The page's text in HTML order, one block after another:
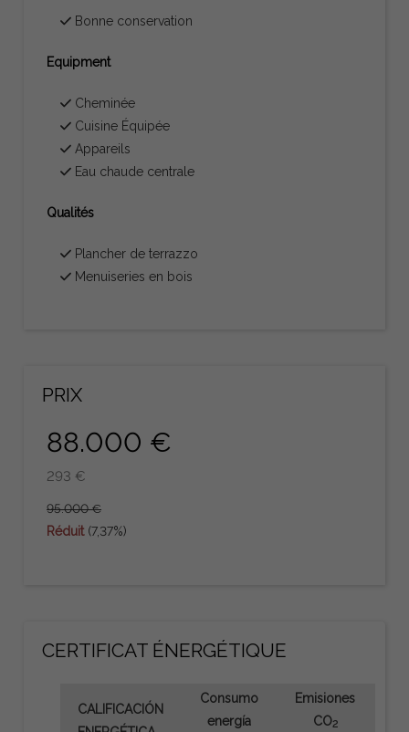
Bonne conservation
Equipment
Cheminée
Cuisine Équipée
Appareils
Eau chaude centrale
Qualités
Plancher de terrazzo
Menuiseries en bois
PRIX
88.000 €
293 €
95.000 €
Réduit (7,37%)
CERTIFICAT ÉNERGÉTIQUE
CALIFICACIÓN
Consumo
energía
Emisiones
CO2